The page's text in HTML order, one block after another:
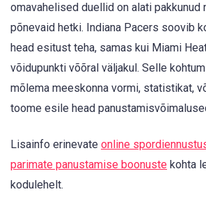
omavahelised duellid on alati pakkunud
põnevaid hetki. Indiana Pacers soovib
head esitust teha, samas kui Miami
võidupunkti võõral väljakul. Selle
mõlema meeskonna vormi, statistikat,
toome esile head
Lisainfo erinevate online
parimate panustamise boonuste kohta
kodulehelt.